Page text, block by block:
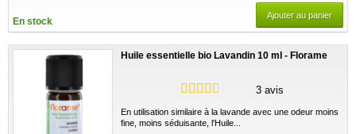
En stock
Ajouter au panier
Huile essentielle bio Lavandin 10 ml - Florame
3 avis
En utilisation similaire à la lavande avec une odeur moins
fine, moins séduisante, l'Huile...